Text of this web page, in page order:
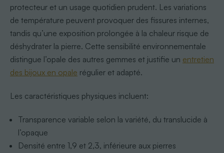
protecteur et un usage quotidien prudent. Les variations
de température peuvent provoquer des fissures internes,
tandis qu’une exposition prolongée à la chaleur risque de
déshydrater la pierre. Cette sensibilité environnementale
distingue l’opale des autres gemmes et justifie un entretien
des bijoux en opale régulier et adapté.
Les caractéristiques physiques incluent:
Transparence variable selon la variété, du translucide à
l’opaque
Densité entre 1,9 et 2,3, inférieure aux pierres